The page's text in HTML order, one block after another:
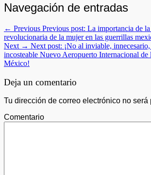
Navegación de entradas
← Previous Previous post: La importancia de
revolucionaria de la mujer en las guerrillas
Next → Next post: ¡No al inviable,
incosteable Nuevo Aeropuerto Internacional de
México!
Deja un comentario
Tu dirección de correo electrónico no será
Comentario